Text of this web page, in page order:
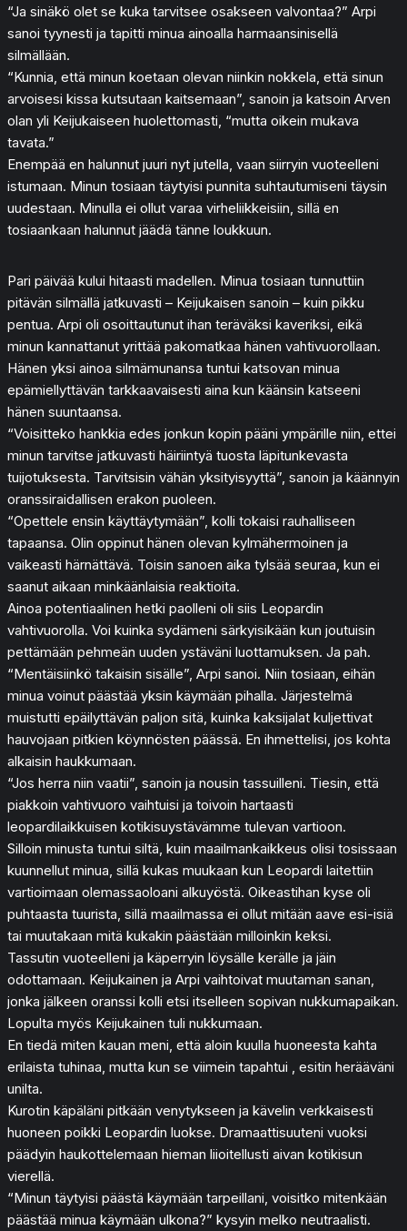
“Ja sinäkö olet se kuka tarvitsee osakseen valvontaa?” Arpi
sanoi tyynesti ja tapitti minua ainoalla harmaansinisellä
silmällään.
“Kunnia, että minun koetaan olevan niinkin nokkela, että sinun
arvoisesi kissa kutsutaan kaitsemaan”, sanoin ja katsoin Arven
olan yli Keijukaiseen huolettomasti, “mutta oikein mukava
tavata.”
Enempää en halunnut juuri nyt jutella, vaan siirryin vuoteelleni
istumaan. Minun tosiaan täytyisi punnita suhtautumiseni täysin
uudestaan. Minulla ei ollut varaa virheliikkeisiin, sillä en
tosiaankaan halunnut jäädä tänne loukkuun.
Pari päivää kului hitaasti madellen. Minua tosiaan tunnuttiin
pitävän silmällä jatkuvasti – Keijukaisen sanoin – kuin pikku
pentua. Arpi oli osoittautunut ihan teräväksi kaveriksi, eikä
minun kannattanut yrittää pakomatkaa hänen vahtivuorollaan.
Hänen yksi ainoa silmämunansa tuntui katsovan minua
epämiellyttävän tarkkaavaisesti aina kun käänsin katseeni
hänen suuntaansa.
“Voisitteko hankkia edes jonkun kopin pääni ympärille niin, ettei
minun tarvitse jatkuvasti häiriintyä tuosta läpitunkevasta
tuijotuksesta. Tarvitsisin vähän yksityisyyttä”, sanoin ja käännyin
oranssiraidallisen erakon puoleen.
“Opettele ensin käyttäytymään”, kolli tokaisi rauhalliseen
tapaansa. Olin oppinut hänen olevan kylmähermoinen ja
vaikeasti härnättävä. Toisin sanoen aika tylsää seuraa, kun ei
saanut aikaan minkäänlaisia reaktioita.
Ainoa potentiaalinen hetki paolleni oli siis Leopardin
vahtivuorolla. Voi kuinka sydämeni särkyisikään kun joutuisin
pettämään pehmeän uuden ystäväni luottamuksen. Ja pah.
“Mentäisiinkö takaisin sisälle”, Arpi sanoi. Niin tosiaan, eihän
minua voinut päästää yksin käymään pihalla. Järjestelmä
muistutti epäilyttävän paljon sitä, kuinka kaksijalat kuljettivat
hauvojaan pitkien köynnösten päässä. En ihmettelisi, jos kohta
alkaisin haukkumaan.
“Jos herra niin vaatii”, sanoin ja nousin tassuilleni. Tiesin, että
piakkoin vahtivuoro vaihtuisi ja toivoin hartaasti
leopardilaikkuisen kotikisuystävämme tulevan vartioon.
Silloin minusta tuntui siltä, kuin maailmankaikkeus olisi tosissaan
kuunnellut minua, sillä kukas muukaan kun Leopardi laitettiin
vartioimaan olemassaoloani alkuyöstä. Oikeastihan kyse oli
puhtaasta tuurista, sillä maailmassa ei ollut mitään aave esi-isiä
tai muutakaan mitä kukakin päästään milloinkin keksi.
Tassutin vuoteelleni ja käperryin löysälle kerälle ja jäin
odottamaan. Keijukainen ja Arpi vaihtoivat muutaman sanan,
jonka jälkeen oranssi kolli etsi itselleen sopivan nukkumapaikan.
Lopulta myös Keijukainen tuli nukkumaan.
En tiedä miten kauan meni, että aloin kuulla huoneesta kahta
erilaista tuhinaa, mutta kun se viimein tapahtui , esitin herääväni
unilta.
Kurotin käpäläni pitkään venytykseen ja kävelin verkkaisesti
huoneen poikki Leopardin luokse. Dramaattisuuteni vuoksi
päädyin haukottelemaan hieman liioitellusti aivan kotikisun
vierellä.
“Minun täytyisi päästä käymään tarpeillani, voisitko mitenkään
päästää minua käymään ulkona?” kysyin melko neutraalisti.